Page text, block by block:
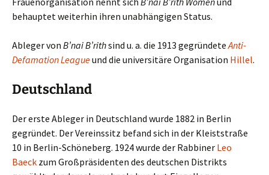
behauptet weiterhin ihren unabhängigen Status.
Ableger von B’nai B’rithsind u. a. die 1913 gegründeteAnti-
Defamation Leagueund die universitäre Organisation Hillel.
Deutschland
Der erste Ableger in Deutschland wurde 1882 in Berlin
gegründet. Der Vereinssitz befand sich in der Kleiststraße
10 in Berlin-Schöneberg. 1924 wurde der Rabbiner Leo
Baeck zum Großpräsidenten des deutschen Distrikts